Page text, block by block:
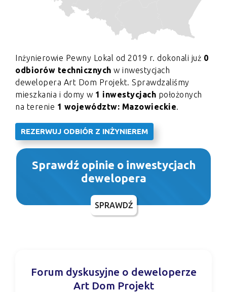
Inżynierowie Pewny Lokal od 2019 r. dokonali już 0
odbiorów technicznych w inwestycjach
dewelopera Art Dom Projekt. Sprawdzaliśmy
mieszkania i domy w 1 inwestycjach położonych
na terenie 1 województw: Mazowieckie.
REZERWUJ ODBIÓR Z INŻYNIEREM
Sprawdź opinie o inwestycjach
dewelopera
SPRAWDŹ
Forum dyskusyjne o deweloperze
Art Dom Projekt